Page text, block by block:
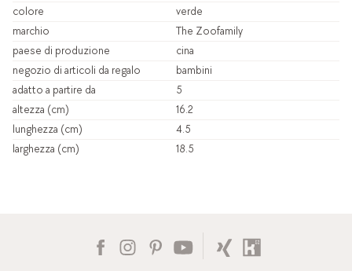
colore
verde
marchio
The Zoofamily
paese di produzione
cina
negozio di articoli da regalo
bambini
adatto a partire da
5
altezza (cm)
16.2
lunghezza (cm)
4.5
larghezza (cm)
18.5